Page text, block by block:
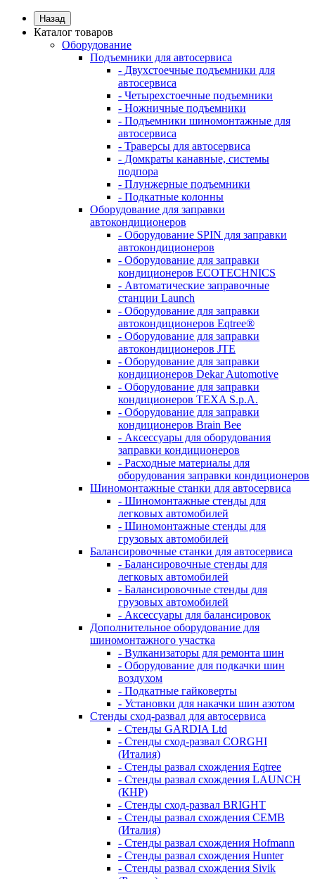
Назад
Каталог товаров
Оборудование
Подъемники для автосервиса
- Двухстоечные подъемники для
автосервиса
- Четырехстоечные подъемники
- Ножничные подъемники
- Подъемники шиномонтажные для
автосервиса
- Траверсы для автосервиса
- Домкраты канавные, системы
подпора
- Плунжерные подъемники
- Подкатные колонны
Оборудование для заправки
автокондиционеров
- Оборудование SPIN для заправки
автокондиционеров
- Оборудование для заправки
кондиционеров ECOTECHNICS
- Автоматические заправочные
станции Launch
- Оборудование для заправки
автокондиционеров Eqtree®
- Оборудование для заправки
автокондиционеров JTE
- Оборудование для заправки
кондиционеров Dekar Automotive
- Оборудование для заправки
кондиционеров TEXA S.p.A.
- Оборудование для заправки
кондиционеров Brain Bee
- Аксессуары для оборудования
заправки кондиционеров
- Расходные материалы для
оборудования заправки кондиционеров
Шиномонтажные станки для автосервиса
- Шиномонтажные стенды для
легковых автомобилей
- Шиномонтажные стенды для
грузовых автомобилей
Балансировочные станки для автосервиса
- Балансировочные стенды для
легковых автомобилей
- Балансировочные стенды для
грузовых автомобилей
- Аксессуары для балансировок
Дополнительное оборудование для
шиномонтажного участка
- Вулканизаторы для ремонта шин
- Оборудование для подкачки шин
воздухом
- Подкатные гайковерты
- Установки для накачки шин азотом
Стенды сход-развал для автосервиса
- Стенды GARDIA Ltd
- Стенды сход-развал CORGHI
(Италия)
- Стенды развал схождения Eqtree
- Стенды развал схождения LAUNCH
(КНР)
- Стенды сход-развал BRIGHT
- Стенды развал схождения CEMB
(Италия)
- Стенды развал схождения Hofmann
- Стенды развал схождения Hunter
- Стенды развал схождения Sivik